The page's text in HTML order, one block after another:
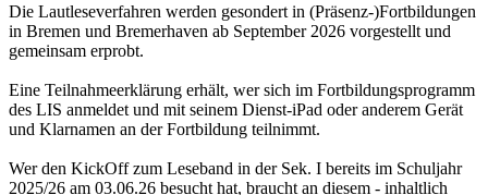
Die Lautleseverfahren werden gesondert in (Präsenz-)Fortbildungen
in Bremen und Bremerhaven ab September 2026 vorgestellt und
gemeinsam erprobt.
Eine Teilnahmeerklärung erhält, wer sich im Fortbildungsprogramm
des LIS anmeldet und mit seinem Dienst-iPad oder anderem Gerät
und Klarnamen an der Fortbildung teilnimmt.
Wer den KickOff zum Leseband in der Sek. I bereits im Schuljahr
2025/26 am 03.06.26 besucht hat, braucht an diesem - inhaltlich